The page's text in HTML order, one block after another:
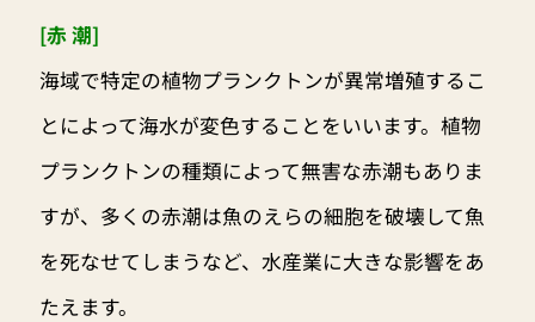
[赤 潮]
海域で特定の植物プランクトンが異常増殖するこ
とによって海水が変色することをいいます。植物
プランクトンの種類によって無害な赤潮もありま
すが、多くの赤潮は魚のえらの細胞を破壊して魚
を死なせてしまうなど、水産業に大きな影響をあ
たえます。